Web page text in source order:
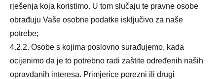
rješenja koja koristimo. U tom slučaju te pravne osobe
obrađuju Vaše osobne podatke isključivo za naše
potrebe;
4.2.2. Osobe s kojima poslovno surađujemo, kada
ocijenimo da je to potrebno radi zaštite određenih naših
opravdanih interesa. Primjerice porezni ili drugi